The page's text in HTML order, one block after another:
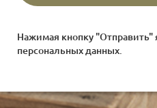
Нажимая кнопку "Отправить"
персональных данных